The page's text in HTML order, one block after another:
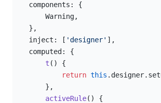
    components: {
        Warning,
    },
    inject: [
'designer' ],
    computed: {
        t
() {
            return
this
        },
        activeRule
() {